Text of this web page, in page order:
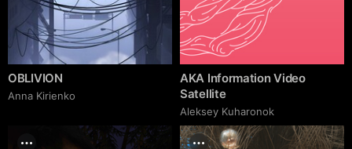
OBLIVION
Anna Kirienko
AKA Information Video
Satellite
Aleksey Kuharonok